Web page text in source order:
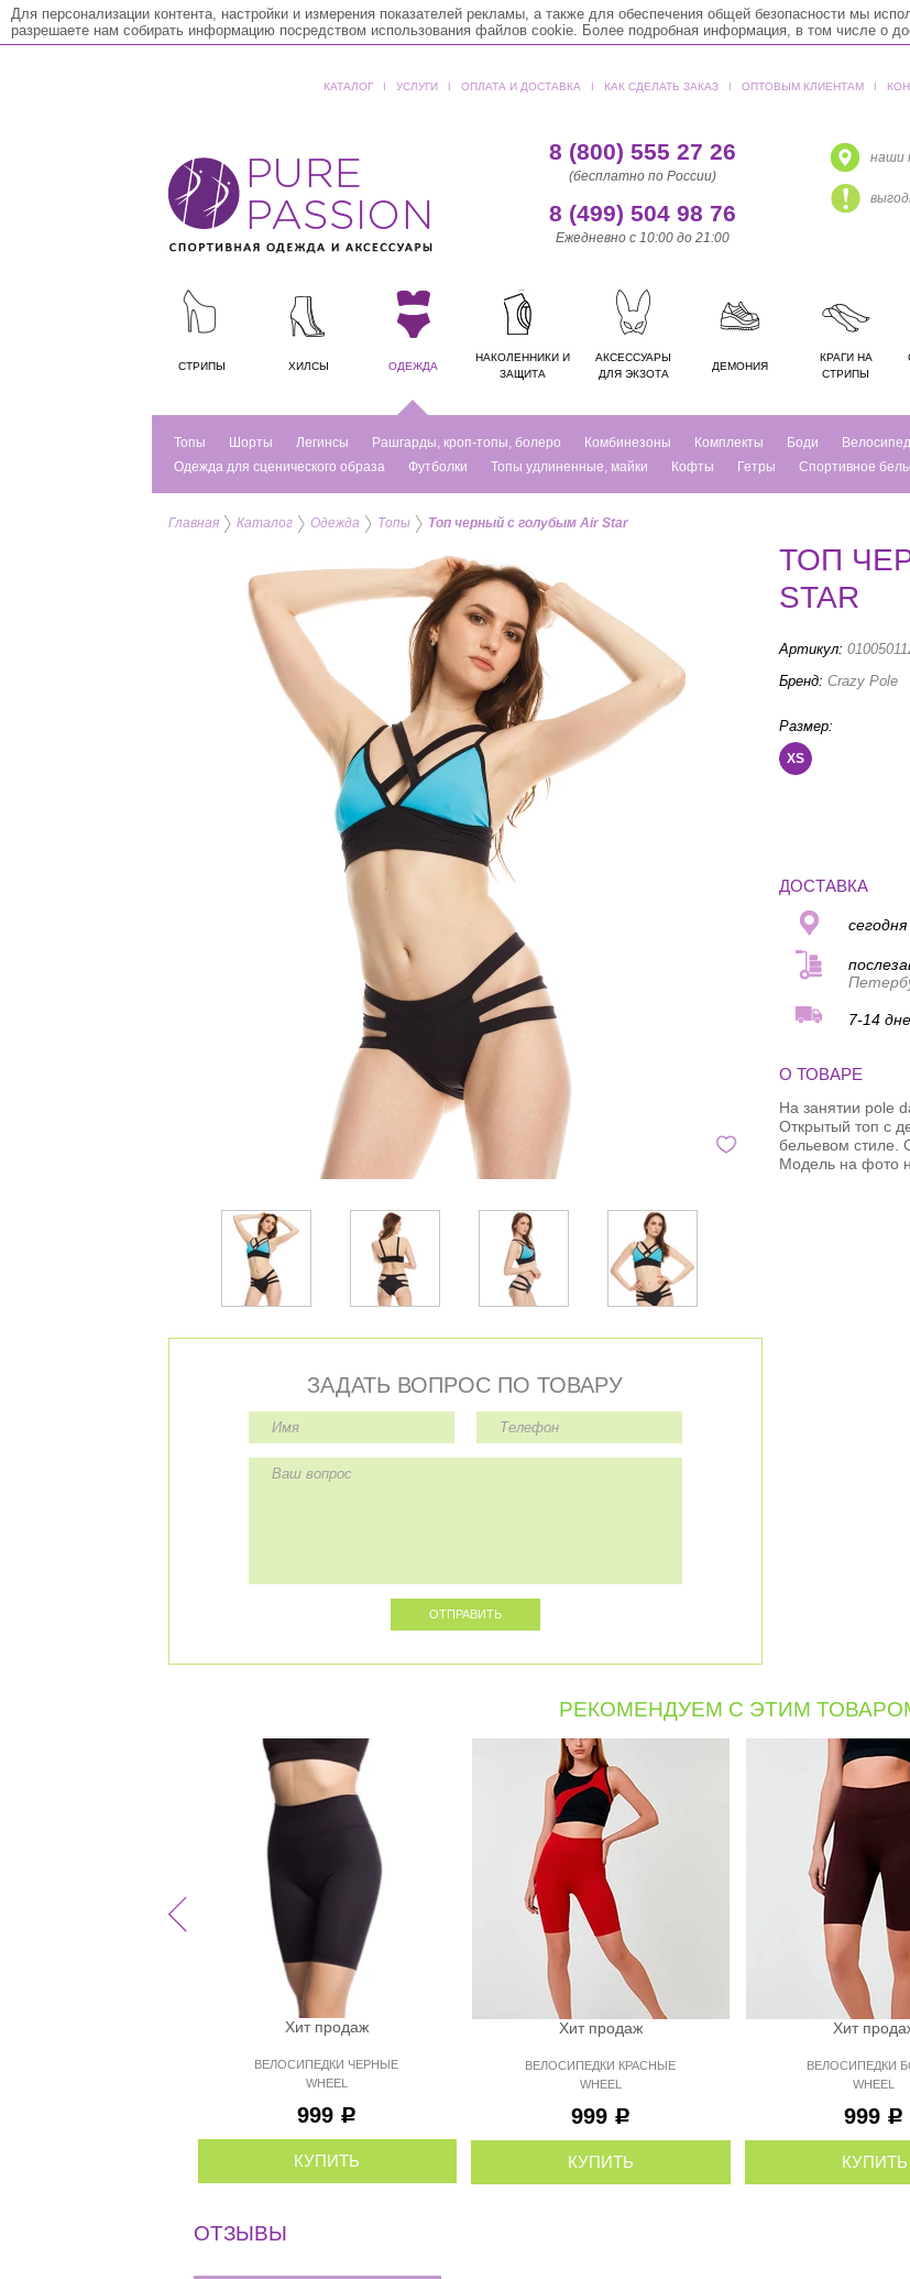
Для персонализации контента, настройки и измерения показателей рекламы, а также для обеспечения общей безопасности мы
разрешаете нам собирать информацию посредством использования файлов cookie. Более подробная информация, в том числе о
КАТАЛОГ ǀ УСЛУГИ ǀ ОПЛАТА И ДОСТАВКА ǀ КАК СДЕЛАТЬ ЗАКАЗ ǀ ОПТОВЫМ КЛИЕНТАМ ǀ
8 (800) 555 27 26
(бесплатно по России)
8 (499) 504 98 76
Ежедневно с 10:00 до 21:00
наши
СТРИПЫ ХИЛСЫ ОДЕЖДА
НАКОЛЕННИКИ И
ЗАЩИТА
АКСЕССУАРЫ
ДЛЯ ЭКЗОТА
ДЕМОНИЯ
КРАГИ НА
СТРИПЫ
Топы Шорты Легинсы Рашгарды, кроп-топы, болеро Комбинезоны Комплекты Боди
Одежда для сценического образа
Футболки Топы удлиненные, майки Кофты Гетры Спортивное
Главная Каталог Одежда Топы Топ черный с голубым Air Star
ЗАДАТЬ ВОПРОС ПО ТОВАРУ
ТОП
STAR
Артикул:
Бренд: Crazy Pole
Размер:
XS
ДОСТАВКА
сегодня
7-14
О ТОВАРЕ
На занятии pole
Открытый топ с
бельевом стиле.
Модель на фото
РЕКОМЕНДУЕМ С ЭТИМ
Хит продаж
ВЕЛОСИПЕДКИ ЧЕРНЫЕ
WHEEL
999 Р
КУПИТЬ
Хит продаж
ВЕЛОСИПЕДКИ КРАСНЫЕ
WHEEL
999 Р
КУПИТЬ
Хит
ВЕЛОСИПЕДКИ
WHEEL
999 Р
КУПИТЬ
ОТЗЫВЫ